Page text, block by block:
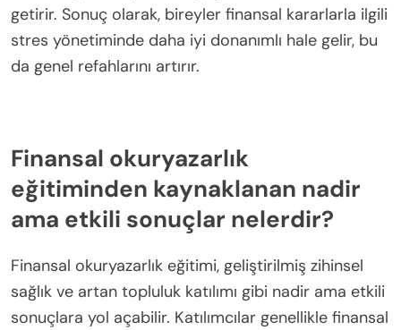
getirir. Sonuç olarak, bireyler finansal kararlarla ilgili
stres yönetiminde daha iyi donanımlı hale gelir, bu
da genel refahlarını artırır.
Finansal okuryazarlık
eğitiminden kaynaklanan nadir
ama etkili sonuçlar nelerdir?
Finansal okuryazarlık eğitimi, geliştirilmiş zihinsel
sağlık ve artan topluluk katılımı gibi nadir ama etkili
sonuçlara yol açabilir. Katılımcılar genellikle finansal